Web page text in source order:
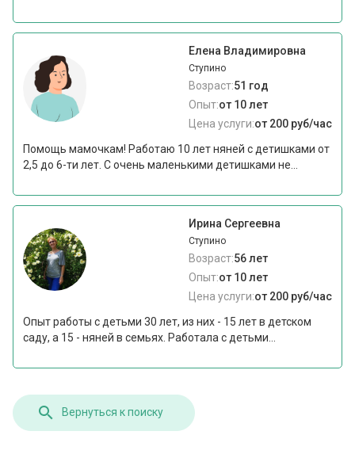
Елена Владимировна
Ступино
Возраст:51 год
Опыт:от 10 лет
Цена услуги:от 200 руб/час
Помощь мамочкам! Работаю 10 лет няней с детишками от
2,5 до 6-ти лет. С очень маленькими детишками не...
Ирина Сергеевна
Ступино
Возраст:56 лет
Опыт:от 10 лет
Цена услуги:от 200 руб/час
Опыт работы с детьми 30 лет, из них - 15 лет в детском
саду, а 15 - няней в семьях. Работала с детьми...
Вернуться к поиску